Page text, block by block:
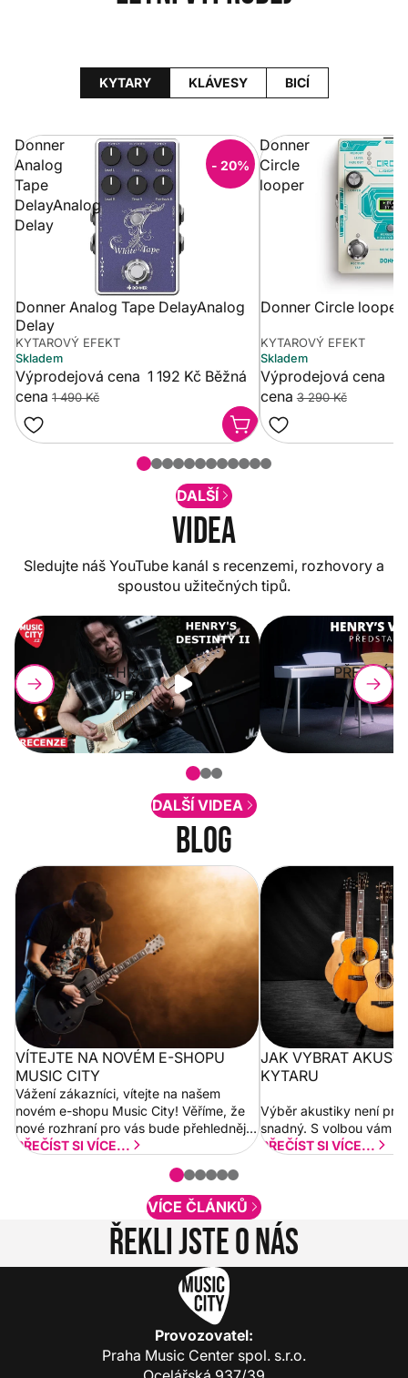
KYTARY KLÁVESY BICÍ
Donner
Analog
Tape
DelayAnalog
Delay
- 20%
Donner Analog Tape DelayAnalog
Delay
KYTAROVÝ EFEKT
Skladem
Výprodejová cena 1 192 Kč Běžná
cena 1 490 Kč
Donner
Circle
looper
Donner Circle looper
KYTAROVÝ EFEKT
Skladem
Výprodejová cena
cena3 290 Kč
DALŠÍ
Videa
Sledujte náš YouTube kanál s recenzemi, rozhovory a
spoustou užitečných tipů.
PŘEHRÁT
VIDEO
PŘEHRÁT
VIDEO
DALŠÍ VIDEA
Blog
Vítejte na novém e-shopu Music
City
VÍTEJTE NA NOVÉM E-SHOPU
MUSIC CITY
Vážení zákazníci, vítejte na našem
novém e-shopu Music City! Věříme, že
nové rozhraní pro vás bude přehlednější
a rychlejší. Postupně budeme přidávat
PŘEČÍST SI VÍCE...
Jak vybrat
JAK VYBRAT
KYTARU
Výběr akustiky není pro
snadný. S volbou vám
PŘEČÍST SI VÍCE...
VÍCE ČLÁNKŮ
Řekli jste o nás
Provozovatel:
Praha Music Center spol. s.r.o.